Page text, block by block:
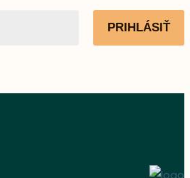
PRIHLÁSIŤ